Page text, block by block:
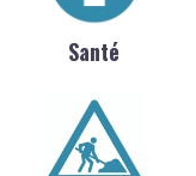
Santé